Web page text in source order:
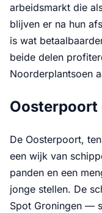
arbeidsmarkt die
blijven er na hun
is wat
beide delen
Noorderplantsoen
Oosterpoort
De Oosterpoort,
een wijk van
panden en een
jonge stellen. De
Spot Groningen —